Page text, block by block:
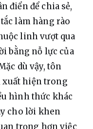
điển để chia sẻ,
làm hàng rào
linh vượt qua
bằng nỗ lực của
dù vậy, tôn
xuất hiện trong
hình thức khác
cho lời khen
trọng hơn việc